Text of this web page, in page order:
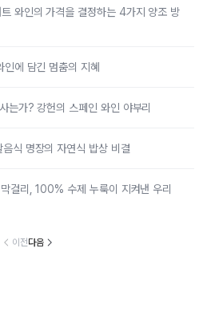
와인의 가격을 결정하는 4가지 양조 방
에 담긴 멈춤의 지혜
는가? 강헌의 스페인 와인 야부리
식 명장의 자연식 밥상 비결
걸리, 100% 수제 누룩이 지켜낸 우리
이전다음